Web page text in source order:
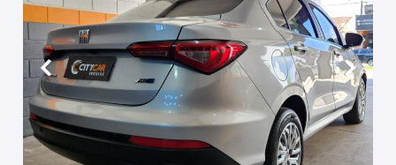
Anterior Próximo